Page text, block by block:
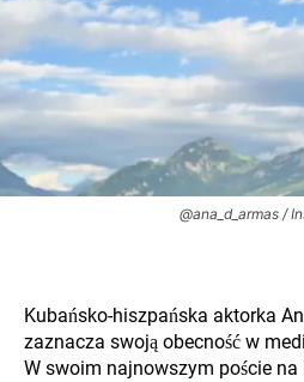
@ana_d_armas /
Kubańsko-hiszpańska aktorka
zaznacza swoją obecność w
W swoim najnowszym poście na